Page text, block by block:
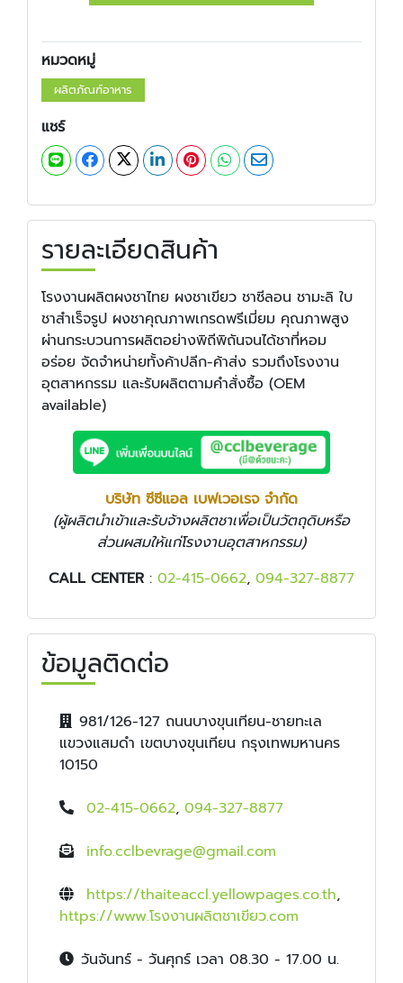
หมวดหมู่
ผลิตภัณฑ์อาหาร
แชร์
รายละเอียดสินค้า
โรงงานผลิตผงชาไทย ผงชาเขียว ชาซีลอน ชามะลิ ใบ
ชาสำเร็จรูป ผงชาคุณภาพเกรดพรีเมี่ยม คุณภาพสูง
ผ่านกระบวนการผลิตอย่างพิถีพิถันจนได้ชาที่หอม
อร่อย จัดจำหน่ายทั้งค้าปลีก-ค้าส่ง รวมถึงโรงงาน
อุตสาหกรรม และรับผลิตตามคำสั่งซื้อ (OEM
available)
บริษัท ซีซีแอล เบฟเวอเรจ จำกัด
(ผู้ผลิตนำเข้าและรับจ้างผลิตชาเพื่อเป็นวัตถุดิบหรือ
ส่วนผสมให้แก่โรงงานอุตสาหกรรม)
CALL CENTER : 02-415-0662, 094-327-8877
ข้อมูลติดต่อ
981/126-127 ถนนบางขุนเทียน-ชายทะเล
แขวงแสมดำ เขตบางขุนเทียน กรุงเทพมหานคร
10150
02-415-0662, 094-327-8877
info.cclbevrage@gmail.com
https://thaiteaccl.yellowpages.co.th,
https://www.โรงงานผลิตชาเขียว.com
วันจันทร์ - วันศุกร์ เวลา 08.30 - 17.00 น.